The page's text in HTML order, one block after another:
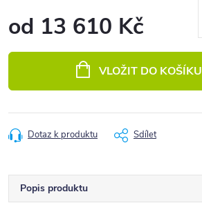
od 13 610 Kč
VLOŽIT DO KOŠÍKU
Dotaz k produktu Sdílet
Popis produktu